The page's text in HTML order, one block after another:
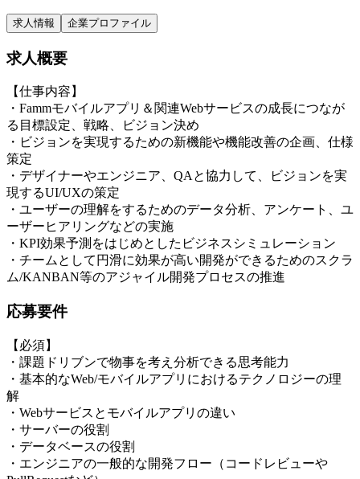
求人情報 企業プロファイル
求人概要
【仕事内容】
・Fammモバイルアプリ＆関連Webサービスの成長につなが
る目標設定、戦略、ビジョン決め
・ビジョンを実現するための新機能や機能改善の企画、仕様
策定
・デザイナーやエンジニア、QAと協力して、ビジョンを実
現するUI/UXの策定
・ユーザーの理解をするためのデータ分析、アンケート、ユ
ーザーヒアリングなどの実施
・KPI効果予測をはじめとしたビジネスシミュレーション
・チームとして円滑に効果が高い開発ができるためのスクラ
ム/KANBAN等のアジャイル開発プロセスの推進
応募要件
【必須】
・課題ドリブンで物事を考え分析できる思考能力
・基本的なWeb/モバイルアプリにおけるテクノロジーの理
解
・Webサービスとモバイルアプリの違い
・サーバーの役割
・データベースの役割
・エンジニアの一般的な開発フロー（コードレビューや